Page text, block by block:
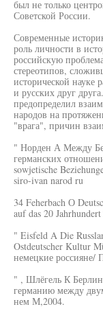
был не только
Советской России.
Современные
роль личности в
российскую
стереотипов,
исторической науке
и русских друг
предопределил
народов на
"врага", причин
" Норден А Между
германских
sowjetische
siro-ivan narod ru
34 Feherbach О
auf das 20
" Eisfeld A Die
Ostdeutscher Kultur
немецкие россияне/
" , Шлёгель К
германию между
нем М,2004.